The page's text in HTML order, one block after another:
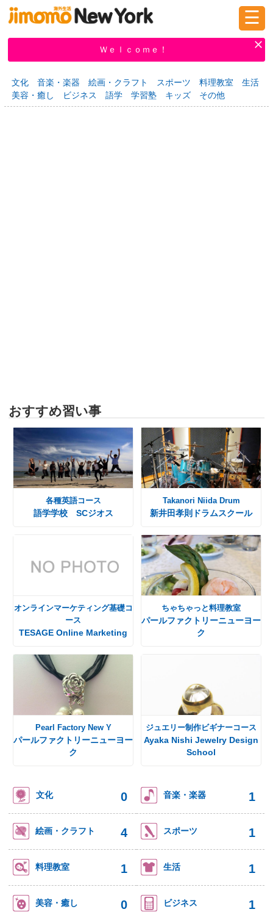
掲示板 タウン情報 教えて！
☰
Ｗｅｌｃｏｍｅ！
文化 音楽・楽器 絵画・クラフト スポーツ 料理教室
生活
美容・癒し
ビジネス 語学 学習塾 キッズ その他
おすすめ習い事
各種英語コース
語学学校 SCジオス
Takanori Niida Drum
新井田孝則ドラムスクール
オンラインマーケティング基礎コ
ース
TESAGE Online Marketing
ちゃちゃっと料理教室
パールファクトリーニューヨー
ク
Pearl Factory New Y
パールファクトリーニューヨー
ク
ジュエリー制作ビギナーコース
Ayaka Nishi Jewelry Design
School
文化 0 音楽・楽器 1
絵画・クラフト 4 スポーツ 1
料理教室 1 生活 1
美容・癒し 0 ビジネス 1